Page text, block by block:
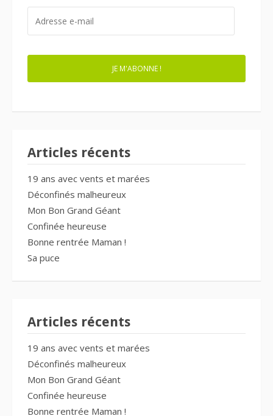
MAIL
JE M'ABONNE !
Articles récents
19 ans avec vents et marées
Déconfinés malheureux
Mon Bon Grand Géant
Confinée heureuse
Bonne rentrée Maman !
Sa puce
Articles récents
19 ans avec vents et marées
Déconfinés malheureux
Mon Bon Grand Géant
Confinée heureuse
Bonne rentrée Maman !